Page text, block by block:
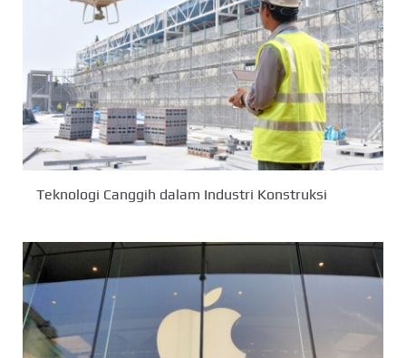
Teknologi Canggih dalam Industri Konstruksi